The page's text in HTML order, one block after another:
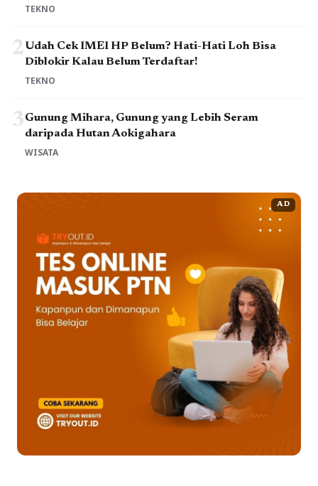
TEKNO
2Udah Cek IMEI HP Belum? Hati-Hati Loh Bisa
Diblokir Kalau Belum Terdaftar!
TEKNO
3Gunung Mihara, Gunung yang Lebih Seram
daripada Hutan Aokigahara
WISATA
AD